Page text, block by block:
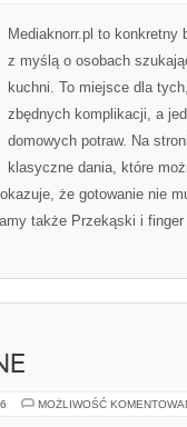
Mediaknorr.pl to konkretny
z myślą o osobach
kuchni. To miejsce dla
zbędnych komplikacji, a
domowych potraw. Na
klasyczne dania, które
że gotowanie nie
także Przekąski i
MOŻLIWOŚĆ